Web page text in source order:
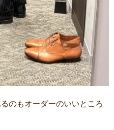
のもオーダーのいいところ